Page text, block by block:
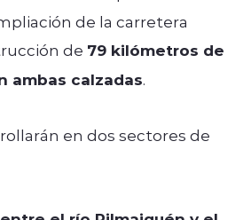
de la carretera
de 79 kilómetros de
ambas calzadas.
en dos sectores de